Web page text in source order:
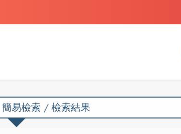
簡易檢索 / 檢索結果